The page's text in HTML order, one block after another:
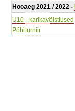
Hooaeg 2021 / 2022 -
U10 - karikavõistlused
Põhiturniir